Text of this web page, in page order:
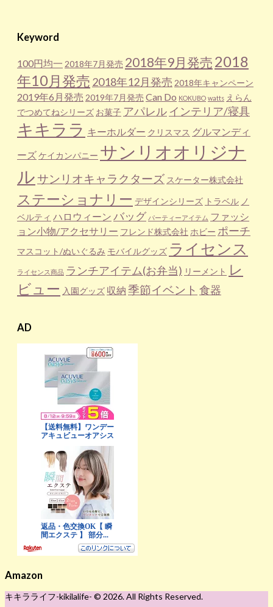
Keyword
100円均一 2018年7月発売 2018年9月発売 2018
年10月発売 2018年12月発売 2018年キャンペーン
2019年6月発売 2019年7月発売 Can Do KOKUBO watts えらん
でつめてねシリーズ お菓子 アパレル インテリア/寝具
キキララ キーホルダー クリスマス グルマンディ
ーズケイカンパニー サンリオオリジナ
ルサンリオキャラクターズ スケーター株式会社
ステーショナリー デザインシリーズ トラベル ノ
ベルティ ハロウィーン バッグ パーティーアイテム ファッシ
ョン小物/アクセサリー フレンド株式会社 ホビー ポーチ
マスコット/ぬいぐるみ モバイルグッズ ライセンス
ライセンス商品 ランチアイテム(お弁当) リーメント レ
ビュー 入園グッズ 収納 季節イベント 食器
AD
Amazon
キキラライフ-kikilalife- © 2026. All Rights Reserved.